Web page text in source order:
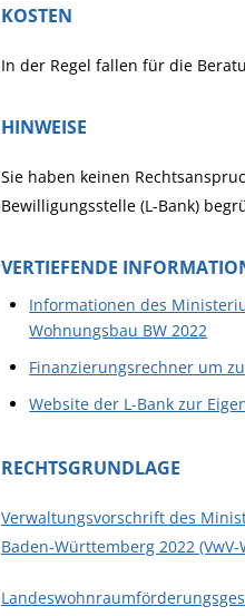
KOSTEN
In der Regel fallen für die
HINWEISE
Sie haben keinen
Bewilligungsstelle (L-Bank)
VERTIEFENDE
Informationen des
Wohnungsbau BW 2022
Finanzierungsrechner um
Website der L-Bank zur
RECHTSGRUNDLAGE
Verwaltungsvorschrift des
Baden-Württemberg 2022